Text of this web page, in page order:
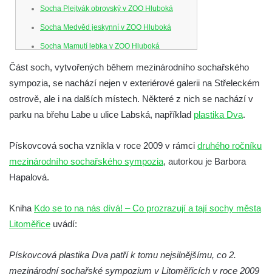
Socha Plejtvák obrovský v ZOO Hluboká
Socha Medvěd jeskynní v ZOO Hluboká
Socha Mamutí lebka v ZOO Hluboká
Socha Mamut srstnatý v ZOO Hluboká
Socha Orel v ZOO Hluboká
Socha Vydry si hrají v ZOO Hluboká
Socha Lišky v ZOO Hluboká
Socha Kudlanka v ZOO Hluboká
Socha Rys číhající na srnu v ZOO Hluboká
Socha Tygr v ZOO Hluboká
Socha Želva v ZOO Hluboká
Část soch, vytvořených během mezinárodního sochařského
sympozia, se nachází nejen v exteriérové galerii na Střeleckém
ostrově, ale i na dalších místech. Některé z nich se nachází v
parku na břehu Labe u ulice Labská, například plastika Dva.
Pískovcová socha vznikla v roce 2009 v rámci druhého ročníku
mezinárodního sochařského sympozia, autorkou je Barbora
Hapalová.
Kniha Kdo se to na nás dívá! – Co prozrazují a tají sochy města
Litoměřice uvádí:
Pískovcová plastika Dva patří k tomu nejsilnějšímu, co 2.
mezinárodní sochařské sympozium v Litoměřicích v roce 2009